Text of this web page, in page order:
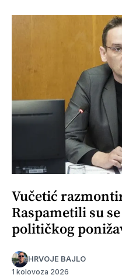
Vučetić
Raspametili su
političkog
HRVOJE BAJLO
1 kolovoza 2026